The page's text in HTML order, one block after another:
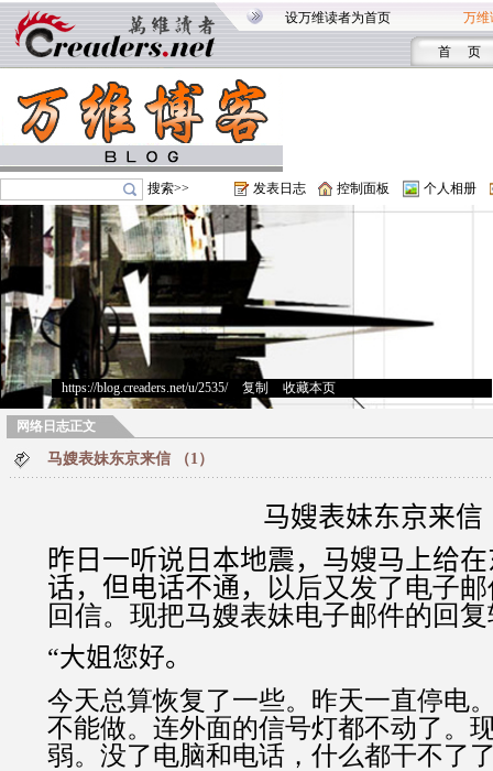
设万维读者为首页 万维
首 页
搜索>> 发表日志 控制面板 个人相册
https://blog.creaders.net/u/2535/> 复制 收藏本页
网络日志正文
马嫂表妹东京来信 （1）
马嫂表妹东京来信
昨日一听说日本地震，马嫂马上给
话，但电话不通，
以后又发了电子
回信。现把马嫂表妹电子邮件的回
“大姐您好。
今天总算恢复了一些。 昨天一直停电
不能做。连外面的信号灯都不动了。
弱。没了电脑和电话，什么都干不了